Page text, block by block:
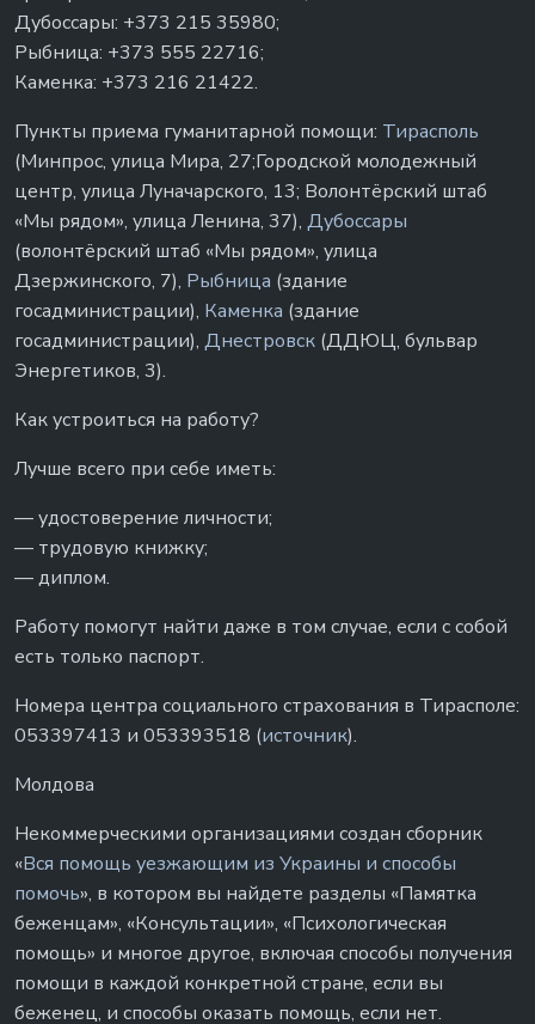
Дубоссары: +373 215 35980;
Рыбница: +373 555 22716;
Каменка: +373 216 21422.
Пункты приема гуманитарной помощи: Тирасполь
(Минпрос, улица Мира, 27;Городской молодежный
центр, улица Луначарского, 13; Волонтёрский штаб
«Мы рядом», улица Ленина, 37), Дубоссары
(волонтёрский штаб «Мы рядом», улица
Дзержинского, 7), Рыбница (здание
госадминистрации), Каменка (здание
госадминистрации), Днестровск (ДДЮЦ, бульвар
Энергетиков, 3).
Как устроиться на работу?
Лучше всего при себе иметь:
— удостоверение личности;
— трудовую книжку;
— диплом.
Работу помогут найти даже в том случае, если с собой
есть только паспорт.
Номера центра социального страхования в Тирасполе:
053397413 и 053393518 (источник).
Молдова
Некоммерческими организациями создан сборник
«Вся помощь уезжающим из Украины и способы
помочь», в котором вы найдете разделы «Памятка
беженцам», «Консультации», «Психологическая
помощь» и многое другое, включая способы получения
помощи в каждой конкретной стране, если вы
беженец, и способы оказать помощь, если нет.